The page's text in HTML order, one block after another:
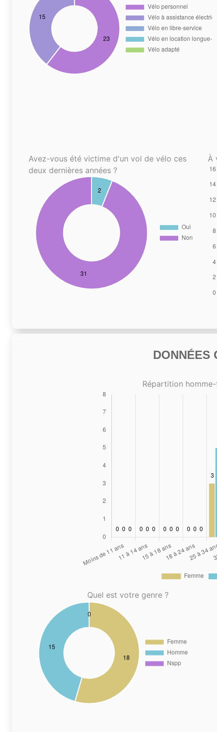
Avez-vous été victime d'un vol de vélo ces
deux dernières années ?
À
DONNÉES
Répartition
Quel est votre genre ?